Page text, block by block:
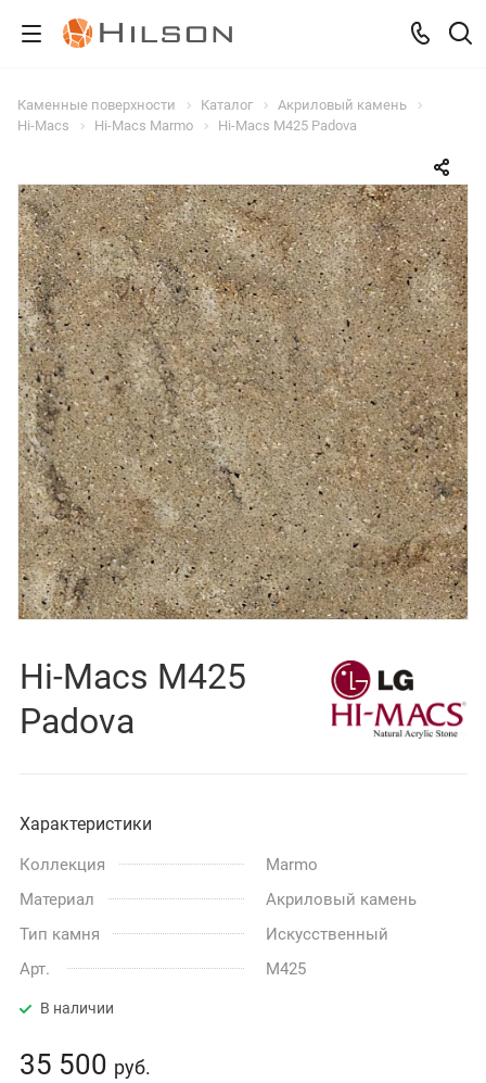
Каменные поверхности Каталог
Акриловый камень
Hi-Macs
Hi-Macs Marmo Hi-Macs M425 Padova
Hi-Macs M425
Padova
Характеристики
Коллекция
Marmo
Материал
Акриловый камень
Тип камня
Искусственный
Арт.
M425
В наличии
35 500 руб.